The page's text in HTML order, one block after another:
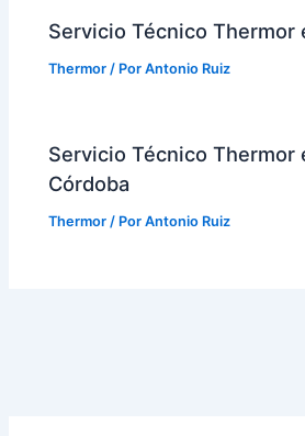
Servicio Técnico Thermor
Thermor / PorAntonio Ruiz
Servicio Técnico Thermor
Córdoba
Thermor / PorAntonio Ruiz